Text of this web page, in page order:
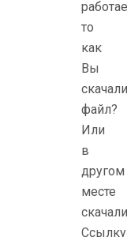
то
как
Вы
скачали
файл?
Или
в
другом
месте
Ссылку